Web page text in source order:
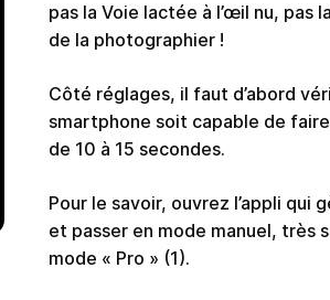
pas la Voie lactée à l’œil nu, pas
de la photographier !
Côté réglages, il faut d’abord
smartphone soit capable de
de 10 à 15 secondes.
Pour le savoir, ouvrez l’appli qui
et passer en mode manuel, très
mode « Pro » (1).